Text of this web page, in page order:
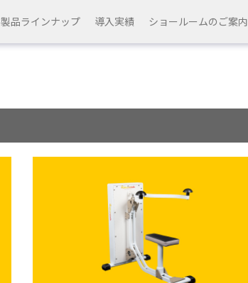
製品ラインナップ 導入実績 ショールームのご案内